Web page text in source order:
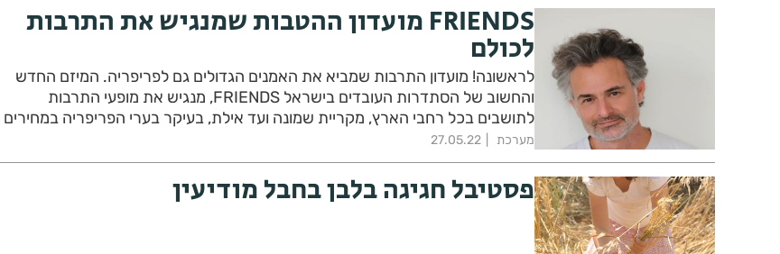
FRIENDS מועדון ההטבות שמנגיש את התרבות
לכולם
לראשונה! מועדון התרבות שמביא את האמנים הגדולים גם לפריפריה. המיזם החדש
והחשוב של הסתדרות העובדים בישראל FRIENDS, מנגיש את מופעי התרבות
לתושבים בכל רחבי הארץ, מקריית שמונה ועד אילת, בעיקר בערי הפריפריה במחירים
נוחים לכל כיס!!!
מערכת 27.05.22
פסטיבל חגיגה בלבן בחבל מודיעין